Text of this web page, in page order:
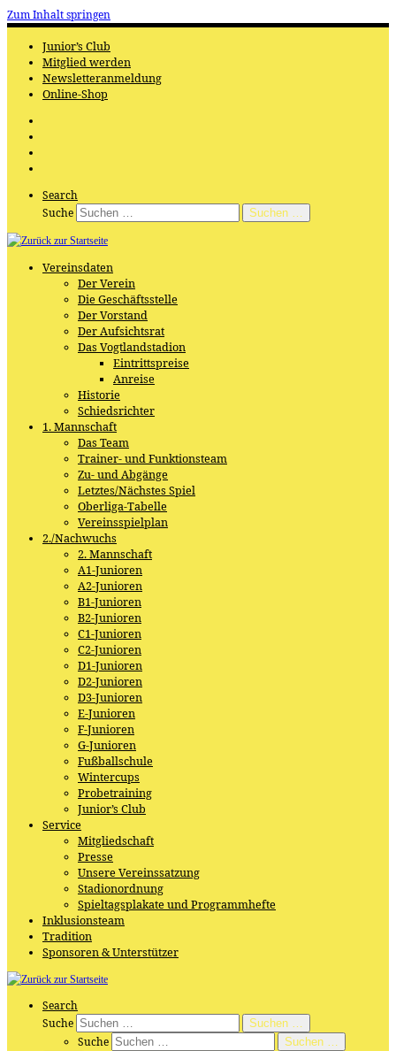
Zum Inhalt springen
Junior’s Club
Mitglied werden
Newsletteranmeldung
Online-Shop
Search
Suche
Suchen …
Vereinsdaten
Der Verein
Die Geschäftsstelle
Der Vorstand
Der Aufsichtsrat
Das Vogtlandstadion
Eintrittspreise
Anreise
Historie
Schiedsrichter
1. Mannschaft
Das Team
Trainer- und Funktionsteam
Zu- und Abgänge
Letztes/Nächstes Spiel
Oberliga-Tabelle
Vereinsspielplan
2./Nachwuchs
2. Mannschaft
A1-Junioren
A2-Junioren
B1-Junioren
B2-Junioren
C1-Junioren
C2-Junioren
D1-Junioren
D2-Junioren
D3-Junioren
E-Junioren
F-Junioren
G-Junioren
Fußballschule
Wintercups
Probetraining
Junior’s Club
Service
Mitgliedschaft
Presse
Unsere Vereinssatzung
Stadionordnung
Spieltagsplakate und Programmhefte
Inklusionsteam
Tradition
Sponsoren & Unterstützer
Search
Suche
Suchen …
Suche
Suchen …